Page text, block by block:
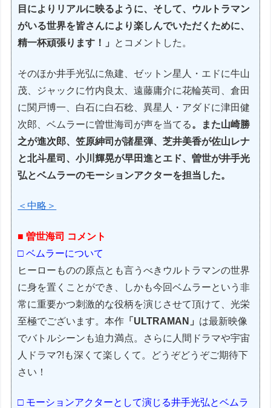
目によりリアルに映るように、そして、ウルトラマン
がいる世界を皆さんにより楽しんでいただくために、
精一杯頑張ります！」
とコメントした。
そのほか井手光弘に魚建、ゼットン星人・エドに牛山
茂、ジャックに竹内良太、遠藤庸介に花輪英司、倉田
に関戸博一、白石に白石稔、異星人・アダドに津田健
次郎、ベムラーに曽世海司が声を当てる。また山崎勝
之が進次郎、笠原紳司が諸星弾、芝井美香が佐山レナ
と北斗星司、小川輝晃が早田進とエド、曽世が井手光
弘とベムラーのモーションアクターを担当した。
＜中略＞
■ 曽世海司 コメント
□ ベムラーについて
ヒーローものの原点とも言うべきウルトラマンの世界
に身を置くことができ、しかも今回ベムラーという非
常に重要かつ刺激的な役柄を演じさせて頂けて、光栄
至極でございます。本作 「ULTRAMAN」 は最新映像
でバトルシーンも迫力満点。さらに人間ドラマや宇宙
人ドラマ?!も深くて楽しくて。どうぞどうぞご期待下
さい！
□ モーションアクターとして演じる井手光弘とベムラ